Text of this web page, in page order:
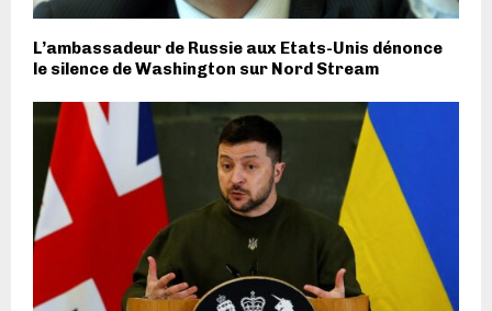
L’ambassadeur de Russie aux Etats-Unis dénonce
le silence de Washington sur Nord Stream